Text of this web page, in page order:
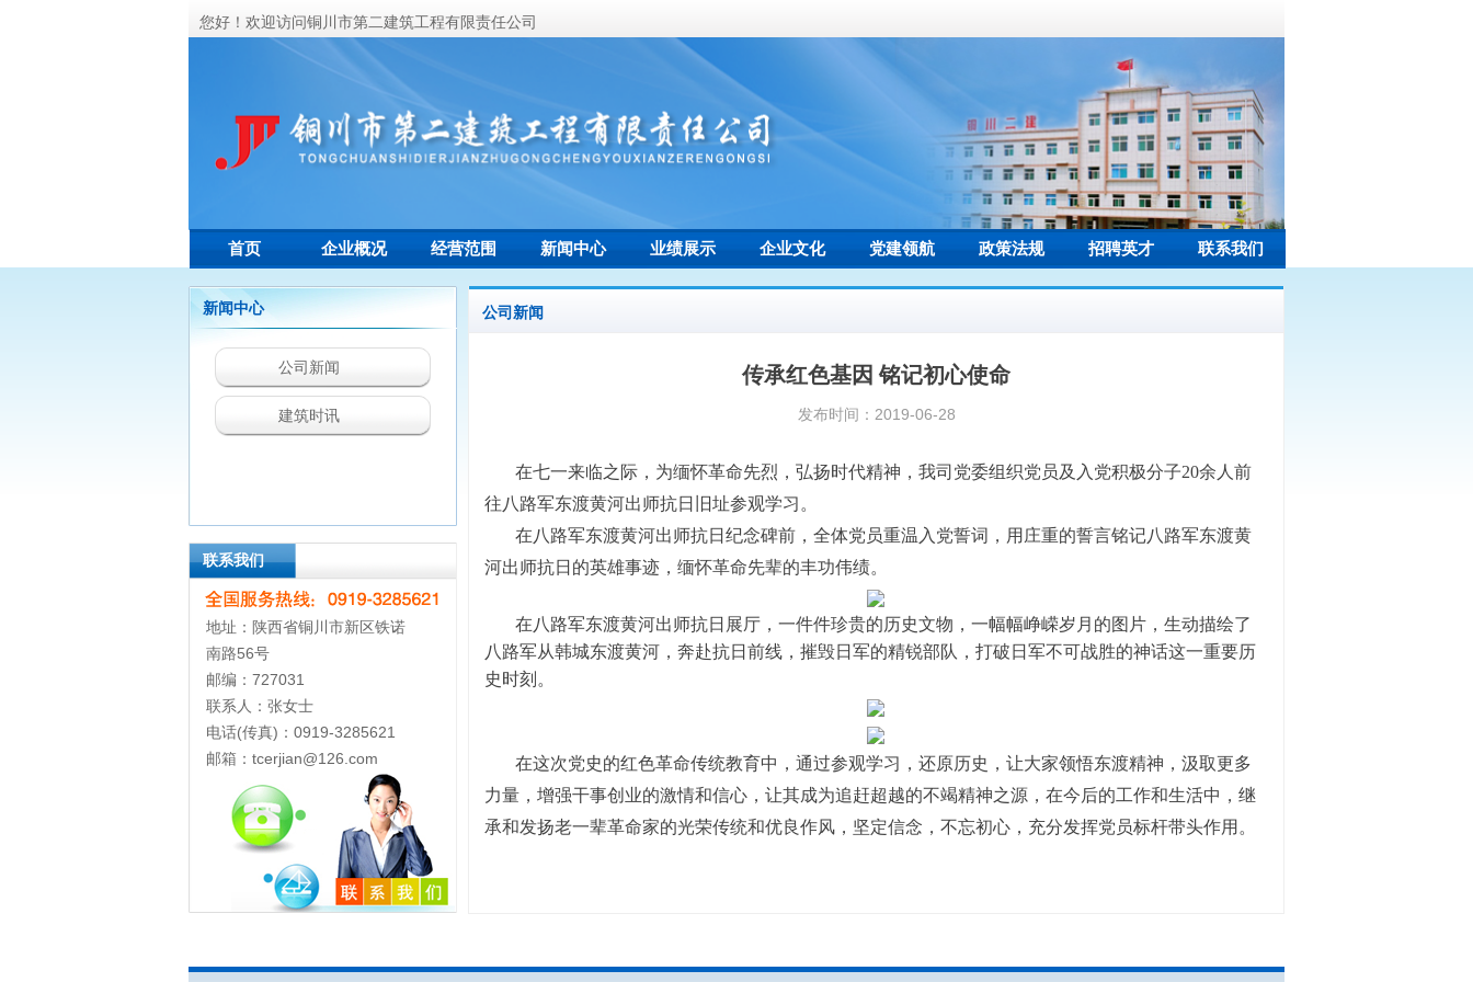
首页 企业概况 经营范围 新闻中心 业绩展示 企业文化 党建领航 政策法规 招聘英才 联系我们
您好！欢迎访问铜川市第二建筑工程有限责任公司
传承红色基因 铭记初心使命
在七一来临之际，为缅怀革命先烈，弘扬时代精神，我司党委组织党员及入党积极分子20余人前
往八路军东渡黄河出师抗日旧址参观学习。
在八路军东渡黄河出师抗日纪念碑前，全体党员重温入党誓词，用庄重的誓言铭记八路军东渡黄
河出师抗日的英雄事迹，缅怀革命先辈的丰功伟绩。
在八路军东渡黄河出师抗日展厅，一件件珍贵的历史文物，一幅幅峥嵘岁月的图片，生动描绘了
八路军从韩城东渡黄河，奔赴抗日前线，摧毁日军的精锐部队，打破日军不可战胜的神话这一重要历
史时刻。
在这次党史的红色革命传统教育中，通过参观学习，还原历史，让大家领悟东渡精神，汲取更多
力量，增强干事创业的激情和信心，让其成为追赶超越的不竭精神之源，在今后的工作和生活中，继
承和发扬老一辈革命家的光荣传统和优良作风，坚定信念，不忘初心，充分发挥党员标杆带头作用。
联系我们
公司新闻
发布时间： 2019-06-28
新闻中心
公司新闻
建筑时讯
联系我们
地址：陕西省铜川市新区铁诺
南路56号
邮编：727031
联系人：张女士
电话(传真)：0919-3285621
邮箱：tcerjian@126.com